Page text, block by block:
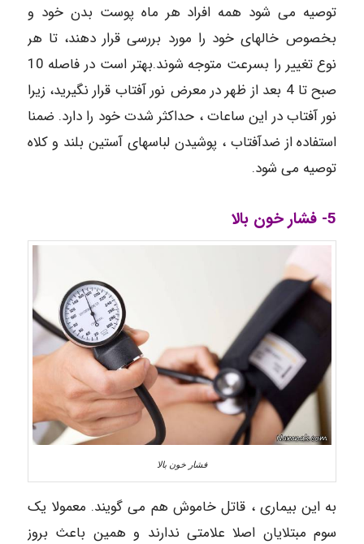
توصیه می شود همه افراد هر ماه پوست بدن خود و
بخصوص خالهای خود را مورد بررسی قرار دهند، تا هر
نوع تغییر را بسرعت متوجه شوند.بهتر است در فاصله 10
صبح تا 4 بعد از ظهر در معرض نور آفتاب قرار نگیرید، زیرا
نور آفتاب در این ساعات ، حداکثر شدت خود را دارد. ضمنا
استفاده از ضدآفتاب ، پوشیدن لباسهای آستین بلند و کلاه
توصیه می شود.
5- فشار خون بالا
فشار خون بالا
به این بیماری ، قاتل خاموش هم می گویند. معمولا یک
سوم مبتلایان اصلا علامتی ندارند و همین باعث بروز